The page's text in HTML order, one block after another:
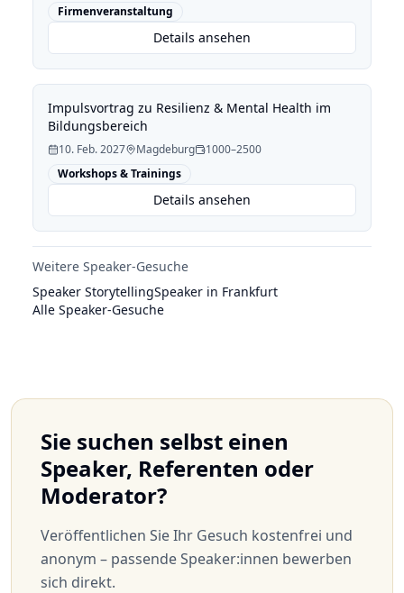
Firmenveranstaltung
Details ansehen
Impulsvortrag zu Resilienz & Mental Health im
Bildungsbereich
10. Feb. 2027 Magdeburg
1000–2500
Workshops & Trainings
Details ansehen
Weitere Speaker-Gesuche
Speaker StorytellingSpeaker in Frankfurt
Alle Speaker-Gesuche
Sie suchen selbst einen
Speaker, Referenten oder
Moderator?
Veröffentlichen Sie Ihr Gesuch kostenfrei und
anonym – passende Speaker:innen bewerben
sich direkt.